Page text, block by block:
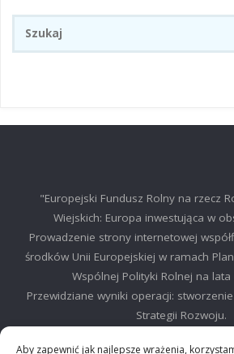
Aby zapewnić jak najlepsze wrażenia,
"Europejski Fundusz Rolny na rzecz
Wiejskich: Europa inwestująca w
Prowadzenie strony internetowej
środków Unii Europejskiej w ramach
Wspólnej Polityki Rolnej na lata
Przewidziane wyniki operacji:
Strategii Rozwoju.